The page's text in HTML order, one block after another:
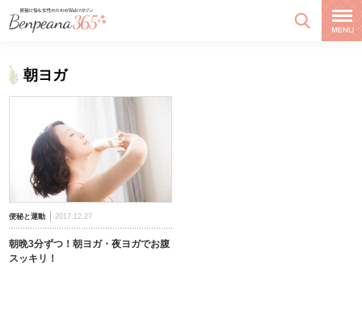
朝ヨガ
便秘と運動 2017.12.27
朝晩3分ずつ！朝ヨガ・夜ヨガでお腹
スッキリ！